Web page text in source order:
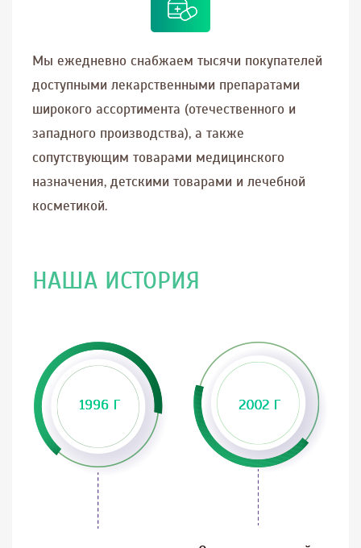
Мы ежедневно снабжаем тысячи покупателей
доступными лекарственными препаратами
широкого ассортимента (отечественного и
западного производства), а также
сопутствующим товарами медицинского
назначения, детскими товарами и лечебной
косметикой.
НАША ИСТОРИЯ